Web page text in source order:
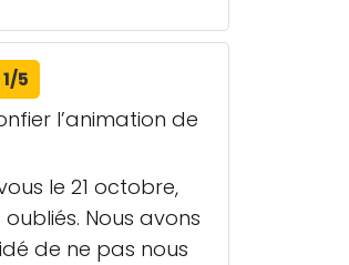
1/5
l’animation de
le 21 octobre,
Nous avons
de ne pas nous